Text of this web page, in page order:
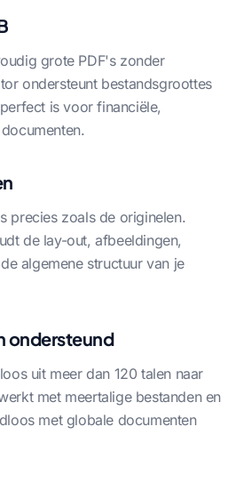
grote PDF's zonder
ondersteunt bestandsgroottes
is voor financiële,
precies zoals de originelen.
de lay-out, afbeeldingen,
algemene structuur van je
ondersteund
uit meer dan 120 talen naar
met meertalige bestanden en
met globale documenten